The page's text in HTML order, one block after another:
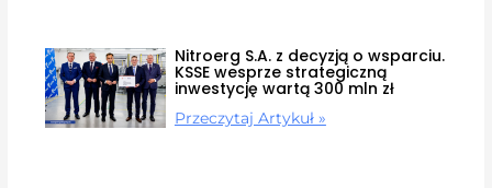
Nitroerg S.A. z decyzją o wsparciu.
KSSE wesprze strategiczną
inwestycję wartą 300 mln zł
Przeczytaj Artykuł »